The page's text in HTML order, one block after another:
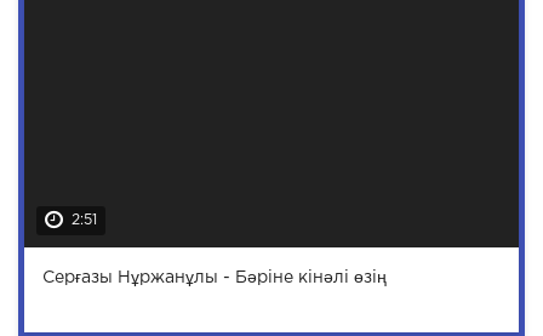
2:51
Серғазы Нұржанұлы - Бәріне кінәлі өзің